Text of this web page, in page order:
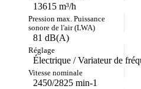
13615 m³/h
81 dB(A)
Électrique / Variateur de
2450/2825 min-1